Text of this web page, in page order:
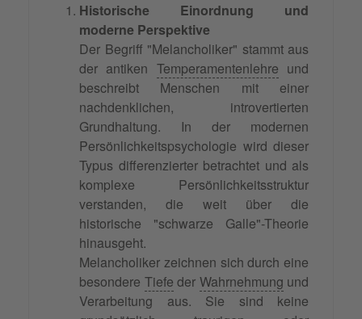
Historische Einordnung und
moderne Perspektive
Der Begriff "Melancholiker" stammt aus
der antiken Temperamentenlehre und
beschreibt Menschen mit einer
nachdenklichen, introvertierten
Grundhaltung. In der modernen
Persönlichkeitspsychologie wird dieser
Typus differenzierter betrachtet und als
komplexe Persönlichkeitsstruktur
verstanden, die weit über die
historische "schwarze Galle"-Theorie
hinausgeht.
Melancholiker zeichnen sich durch eine
besondere Tiefe der Wahrnehmung und
Verarbeitung aus. Sie sind keine